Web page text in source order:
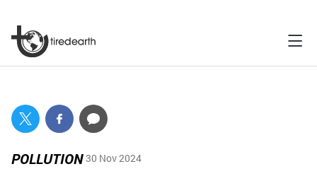
POLLUTION 30 Nov 2024